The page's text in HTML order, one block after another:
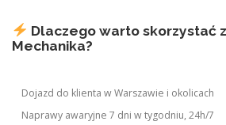
Dlaczego warto skorzystać
Mechanika?
Dojazd do klienta w Warszawie i okolicach
Naprawy awaryjne 7 dni w tygodniu, 24h/7